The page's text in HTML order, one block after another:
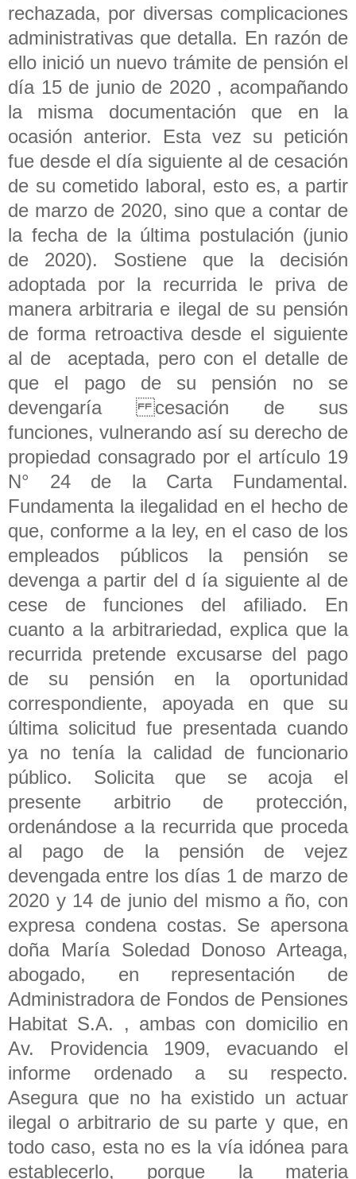
rechazada, por diversas complicaciones
administrativas que detalla. En razón de
ello inició un nuevo trámite de pensión el
día 15 de junio de 2020 , acompañando
la misma documentación que en la
ocasión anterior. Esta vez su petición
fue desde el día siguiente al de cesación
de su cometido laboral, esto es, a partir
de marzo de 2020, sino que a contar de
la fecha de la última postulación (junio
de 2020). Sostiene que la decisión
adoptada por la recurrida le priva de
manera arbitraria e ilegal de su pensión
de forma retroactiva desde el siguiente
al de aceptada, pero con el detalle de
que el pago de su pensión no se
devengaría cesación de sus
funciones, vulnerando así su derecho de
propiedad consagrado por el artículo 19
N° 24 de la Carta Fundamental.
Fundamenta la ilegalidad en el hecho de
que, conforme a la ley, en el caso de los
empleados públicos la pensión se
devenga a partir del d ía siguiente al de
cese de funciones del afiliado. En
cuanto a la arbitrariedad, explica que la
recurrida pretende excusarse del pago
de su pensión en la oportunidad
correspondiente, apoyada en que su
última solicitud fue presentada cuando
ya no tenía la calidad de funcionario
público. Solicita que se acoja el
presente arbitrio de protección,
ordenándose a la recurrida que proceda
al pago de la pensión de vejez
devengada entre los días 1 de marzo de
2020 y 14 de junio del mismo a ño, con
expresa condena costas. Se apersona
doña María Soledad Donoso Arteaga,
abogado, en representación de
Administradora de Fondos de Pensiones
Habitat S.A. , ambas con domicilio en
Av. Providencia 1909, evacuando el
informe ordenado a su respecto.
Asegura que no ha existido un actuar
ilegal o arbitrario de su parte y que, en
todo caso, esta no es la vía idónea para
establecerlo, porque la materia